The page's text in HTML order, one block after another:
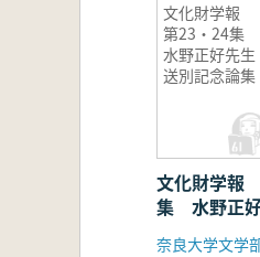
文化財学報
第23・24集
水野正好先生
送別記念論集
文化財学報
集 水野正
念論集
奈良大学文学